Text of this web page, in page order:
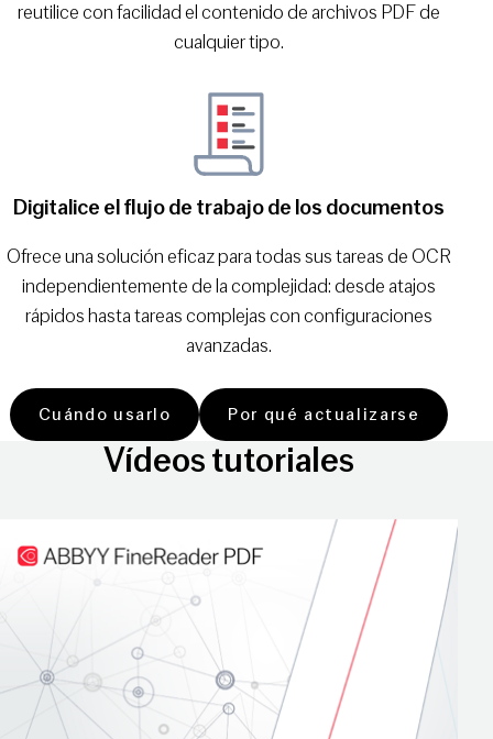
reutilice con facilidad el contenido de archivos PDF de
cualquier tipo.
Digitalice el flujo de trabajo de los documentos
Ofrece una solución eficaz para todas sus tareas de OCR
independientemente de la complejidad: desde atajos
rápidos hasta tareas complejas con configuraciones
avanzadas.
Cuándo usarlo Por qué actualizarse
Vídeos tutoriales